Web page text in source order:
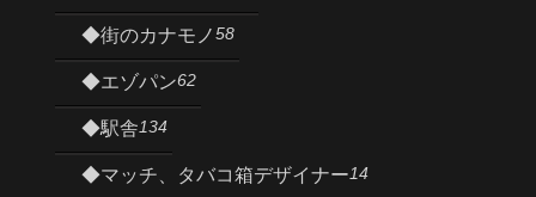
◆街のカナモノ58
◆エゾパン62
◆駅舎134
◆マッチ、タバコ箱デザイナー14